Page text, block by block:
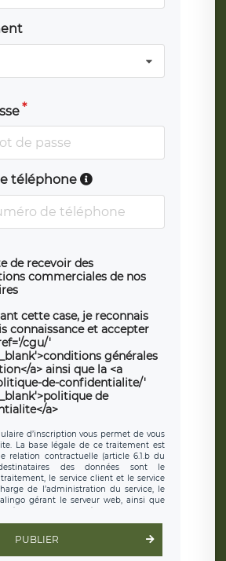
téléphone
de recevoir des
commerciales de nos
cette case, je reconnais
connaissance et accepter
cgu/'
générales
a> ainsi que la <a
de-confidentialite/'
de
a>
d’inscription vous permet de vous
La base légale de ce traitement est
relation contractuelle (article 6.1.b du
des données sont le
le service client et le service
de l’administration du service, le
gérant le serveur web, ainsi que
légalement autorisée. Le formulaire
hébergé sur un serveur hébergé par
clauses de
au RGPD
. Les données collectées
ce que l’Internaute en sollicite la
PUBLIER